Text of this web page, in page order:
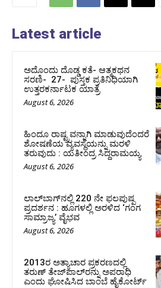
Latest article
ಅದೊಂದು ದೊಡ್ಡ ಕತೆ- ಆತ್ಮಕಥನ
ಸರಣಿ- 27- ಪುಸ್ತಕ ಪ್ರತಿನಿಧಿಯಾಗಿ
ಉತ್ತರಕರ್ನಾಟಕ ಯಾತ್ರೆ
August 6, 2026
ಹಿಂದೂ ರಾಷ್ಟ್ರವನ್ನಾಗಿ ಮಾಡುವುದೆಂದರೆ
ಶೋಷಣೆಯ ವ್ಯವಸ್ಥೆಯನ್ನು ಮರಳಿ
ತರುವುದು : ಯತೀಂದ್ರ ಸಿದ್ದರಾಮಯ್ಯ
August 6, 2026
ಲಾಲ್‍ಬಾಗ್‍ನಲ್ಲಿ 220 ನೇ ಫಲಪುಷ್ಪ
ಪ್ರದರ್ಶನ : ಹೂಗಳಲ್ಲಿ ಅರಳಿದ ‘ಗಂಗ
ಸಾಮ್ರಾಜ್ಯ’ ವೈಭವ
August 6, 2026
2013ರ ಅತ್ಯಾಚಾರ ಪ್ರಕರಣದಲ್ಲಿ
ತರುಣ್ ತೇಜ್‌ಪಾಲ್‌ರನ್ನು ಅಪರಾಧಿ
ಎಂದು ಘೋಷಿಸಿದ ಬಾಂಬೆ ಹೈಕೋರ್ಟ್